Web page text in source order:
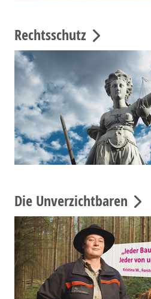
Rechtsschutz
Die Unverzichtbaren